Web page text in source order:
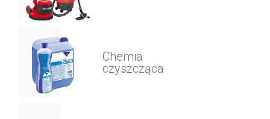
Chemia
czyszcząca